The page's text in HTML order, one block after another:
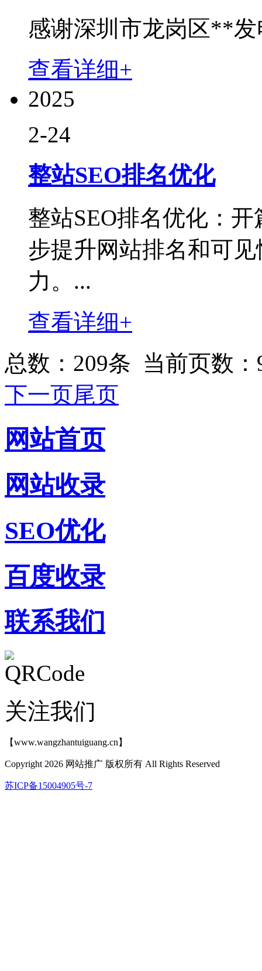
感谢深圳市龙岗区**
查看详细+
2025
2-24
整站SEO排名优化
整站SEO排名优化：
步提升网站排名和可
力。...
查看详细+
总数：209条 当前页数：
下一页尾页
网站首页
网站收录
SEO优化
百度收录
联系我们
关注我们
【www.wangzhantuiguang.cn】
Copyright 2026 网站推广 版权所有 All Rights Reserved
苏ICP备15004905号-7